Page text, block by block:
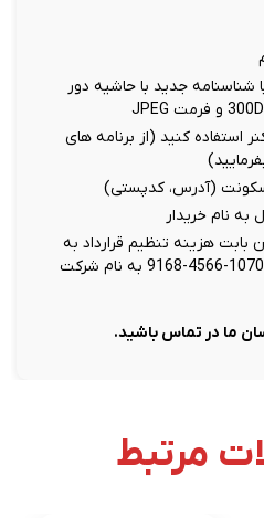
شناسنامه جدید با حاشیه دور
استفاده کنید (از برنامه های
(آدرس، کدپستی)
به نام خریدار
هزار تومان بابت هزینه تنظیم قرارداد به
شماره کارت ذیل: 5892-1070-4566-9168 به نام شرکت
ما در تماس باشید.
مرتبط